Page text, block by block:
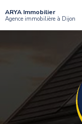
au
contenu
principal
ARYA Immobilier
Agence immobilière à Dijon